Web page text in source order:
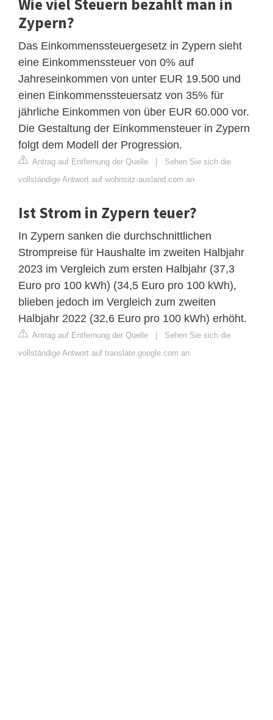
Wie viel Steuern bezahlt man in
Zypern?
Das Einkommenssteuergesetz in Zypern sieht
eine Einkommenssteuer von 0% auf
Jahreseinkommen von unter EUR 19.500 und
einen Einkommenssteuersatz von 35% für
jährliche Einkommen von über EUR 60.000 vor.
Die Gestaltung der Einkommensteuer in Zypern
folgt dem Modell der Progression.
Antrag auf Entfernung der Quelle | Sehen Sie sich die
vollständige Antwort auf wohnsitz-ausland.com an
Ist Strom in Zypern teuer?
In Zypern sanken die durchschnittlichen
Strompreise für Haushalte im zweiten Halbjahr
2023 im Vergleich zum ersten Halbjahr (37,3
Euro pro 100 kWh) (34,5 Euro pro 100 kWh),
blieben jedoch im Vergleich zum zweiten
Halbjahr 2022 (32,6 Euro pro 100 kWh) erhöht.
Antrag auf Entfernung der Quelle | Sehen Sie sich die
vollständige Antwort auf translate.google.com an